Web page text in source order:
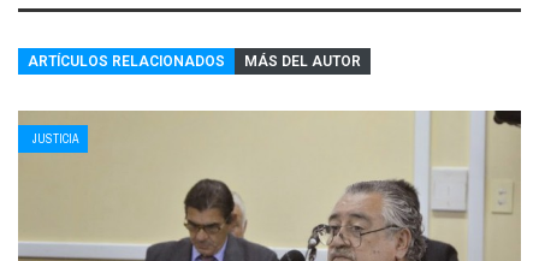
ARTÍCULOS RELACIONADOS MÁS DEL AUTOR
JUSTICIA